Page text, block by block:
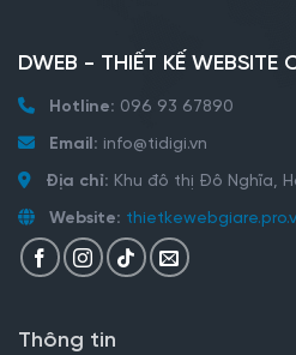
DWEB - THIẾT KẾ WEBSITE
Hotline: 096 93 67890
Email: info@tidigi.vn
Địa chỉ: Khu đô thị Đô Nghĩa,
Website:
Thông tin